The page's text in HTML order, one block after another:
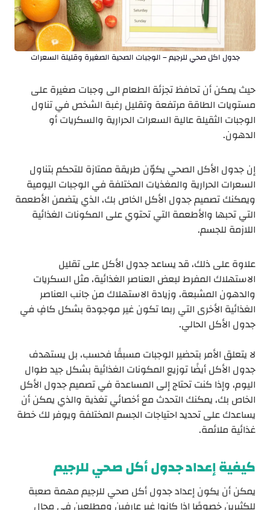
جدول اكل صحي للرجيم – الوجبات الصحية الصغيرة وقليلة السعرات
حيث يمكن أن تحافظ تجزئة الطعام الى وجبات صغيرة على
مستويات الطاقة مرتفعة وتقليل رغبة الشخص في تناول
الوجبات الثقيلة عالية السعرات الحرارية والسكريات أو
الدهون.
إن جدول الأكل الصحي يكوّن طريقة ممتازة للتحكم بتناول
السعرات الحرارية والمغذيات المختلفة في الوجبات اليومية
ويمكنك تصميم جدول الأكل الخاص بك، الذي يتضمن الأطعمة
التي تحبها والأطعمة التي تحتوي على المكونات الغذائية
اللازمة للجسم.
علاوة على ذلك، قد يساعد جدول الأكل على تقليل
الاستهلاك المفرط لبعض العناصر الغذائية، مثل السكريات
والدهون المشبعة، وزيادة الاستهلاك من جانب العناصر
الغذائية الأخرى التي ربما تكون غير موجودة بشكل كافٍ في
جدول الأكل الحالي.
لا يتعلق الأمر بتحضير الوجبات مسبقًا فحسب، بل يستهدف
جدول الأكل أيضًا توزيع المكونات الغذائية بشكل جيد طوال
اليوم، وإذا كنت تحتاج إلى المساعدة في تصميم جدول الأكل
الخاص بك، يمكنك التحدث مع أخصائي تغذية والذي يمكن أن
يساعدك على تحديد احتياجات الجسم المختلفة ويوفر لك خطة
غذائية ملائمة.
كيفية إعداد جدول أكل صحي للرجيم
يمكن أن يكون إعداد جدول أكل صحي للرجيم مهمة صعبة